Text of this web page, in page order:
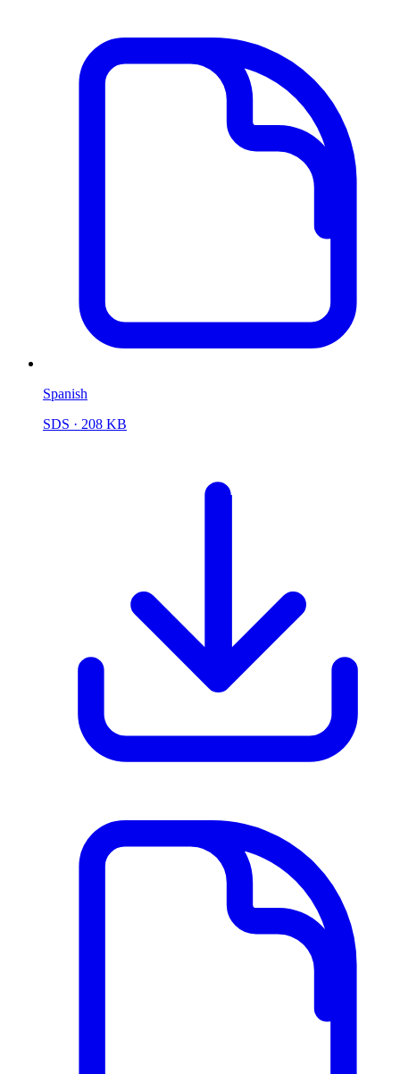
Spanish
SDS · 208 KB